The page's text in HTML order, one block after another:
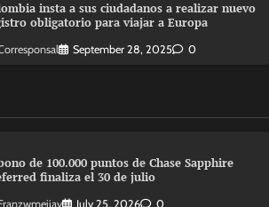
insta a sus ciudadanos a realizar nuevo
obligatorio para viajar a Europa
September 28, 2025 0
de 100.000 puntos de Chase Sapphire
finaliza el 30 de julio
July 25, 2026 0